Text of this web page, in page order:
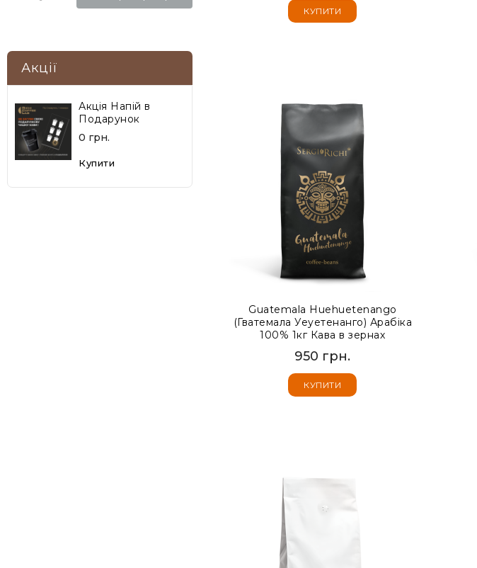
Акції
Акція Напій в
Подарунок
0 грн.
Купити
КУПИТИ
Guatemala Huehuetenango
(Гватемала Уеуетенанго) Арабіка
100% 1кг Кава в зернах
950 грн.
КУПИТИ